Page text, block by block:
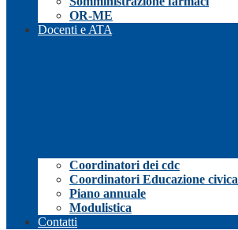
OR-ME
Docenti e ATA
Coordinatori dei cdc
Coordinatori Educazione civica
Piano annuale
Modulistica
Contatti